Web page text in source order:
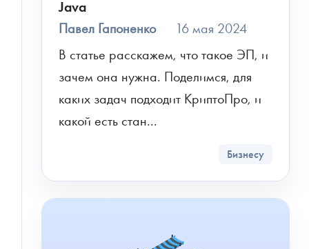
Java
Павел Гапоненко
16 мая 2024
В статье расскажем, что такое ЭП, и
зачем она нужна. Поделимся, для
каких задач подходит КриптоПро, и
какой есть стан...
Бизнесу